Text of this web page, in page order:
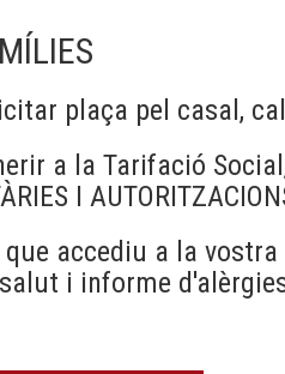
plaça pel casal,
a la Tarifació
I
que accediu a la
i informe